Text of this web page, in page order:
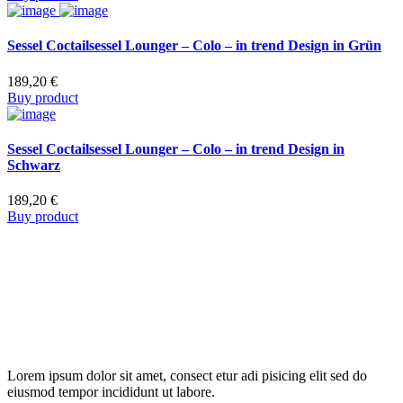
Sessel Coctailsessel Lounger – Colo – in trend Design in Grün
189,20 €
Buy product
Sessel Coctailsessel Lounger – Colo – in trend Design in
Schwarz
189,20 €
Buy product
Lorem ipsum dolor sit amet, consect etur adi pisicing elit sed do
eiusmod tempor incididunt ut labore.